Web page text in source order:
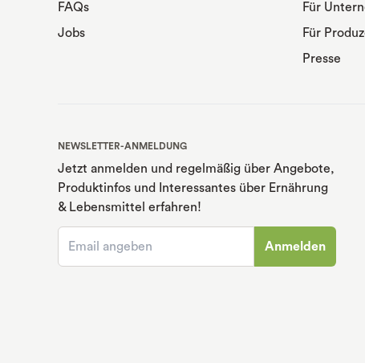
FAQs
Jobs
Für
Für
Presse
NEWSLETTER-ANMELDUNG
Jetzt anmelden und regelmäßig über Angebote,
Produktinfos und Interessantes über Ernährung
& Lebensmittel erfahren!
Anmelden